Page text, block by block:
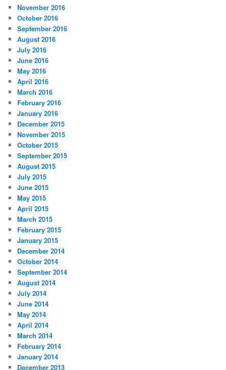
November 2016
October 2016
September 2016
August 2016
July 2016
June 2016
May 2016
April 2016
March 2016
February 2016
January 2016
December 2015
November 2015
October 2015
September 2015
August 2015
July 2015
June 2015
May 2015
April 2015
March 2015
February 2015
January 2015
December 2014
October 2014
September 2014
August 2014
July 2014
June 2014
May 2014
April 2014
March 2014
February 2014
January 2014
December 2013